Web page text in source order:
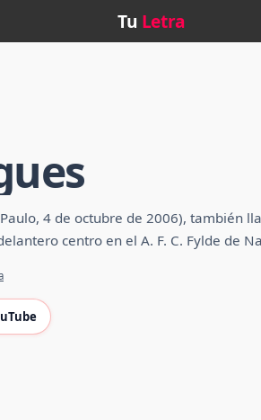
Tu Letra
4 de octubre de 2006), también
centro en el A. F. C. Fylde de